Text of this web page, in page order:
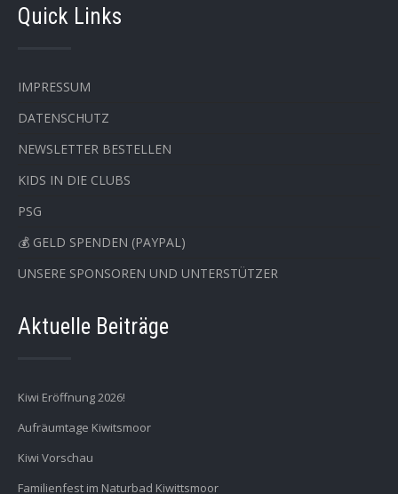
Quick Links
IMPRESSUM
DATENSCHUTZ
NEWSLETTER BESTELLEN
KIDS IN DIE CLUBS
PSG
💰 GELD SPENDEN (PAYPAL)
UNSERE SPONSOREN UND UNTERSTÜTZER
Aktuelle Beiträge
Kiwi Eröffnung 2026!
Aufräumtage Kiwitsmoor
Kiwi Vorschau
Familienfest im Naturbad Kiwittsmoor